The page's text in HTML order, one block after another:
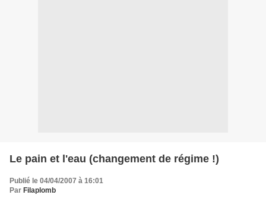
Le pain et l'eau (changement de régime !)
Publié le 04/04/2007 à 16:01
Par Filaplomb